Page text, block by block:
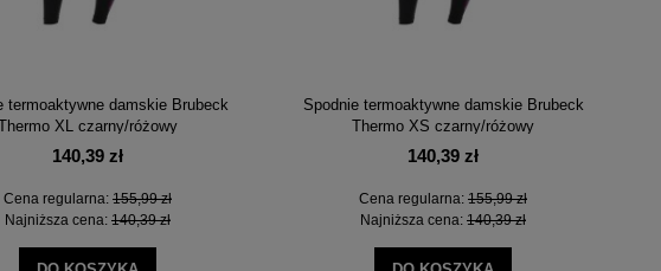
termoaktywne damskie Brubeck
XL czarny/różowy
140,39 zł
Cena regularna: 155,99 zł
Najniższa cena: 140,39 zł
Spodnie termoaktywne damskie Brubeck
Thermo XS czarny/różowy
140,39 zł
Cena regularna: 155,99 zł
Najniższa cena: 140,39 zł